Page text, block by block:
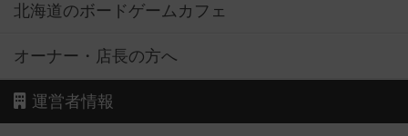
北海道のボードゲームカフェ
オーナー・店長の方へ
運営者情報